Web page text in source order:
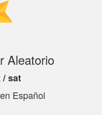
Aleatorio
sat
en Español